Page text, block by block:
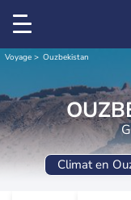
Voyage Ouzbekistan
Climat en